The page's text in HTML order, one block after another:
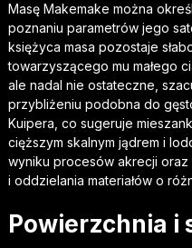
Masę Makemake można
poznaniu parametrów jego
księżyca masa pozostaje
towarzyszącego mu małego
ale nadal nie ostateczne,
przybliżeniu podobna do
Kuipera, co sugeruje
cięższym skalnym jądrem i
wyniku procesów akrecji
i oddzielania materiałów o
Powierzchnia i